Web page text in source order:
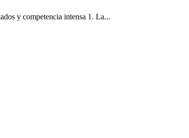
y competencia intensa 1. La...